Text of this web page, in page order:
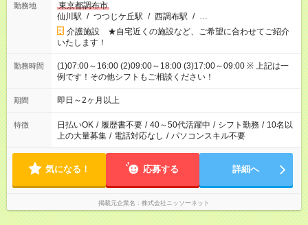
勤務地
東京都調布市
仙川駅 / つつじケ丘駅 / 西調布駅 / …
介護施設 ★自宅近くの施設など、ご希望に合わせてご紹介
いたします！
勤務時間
(1)07:00～16:00 (2)09:00～18:00 (3)17:00～09:00 ※ 上記は一
例です！その他シフトもご相談ください！
期間 即日～2ヶ月以上
特徴 日払いOK / 履歴書不要 / 40～50代活躍中 / シフト勤務 / 10名以
上の大量募集 / 電話対応なし / パソコンスキル不要
気になる！ 応募する 詳細へ
掲載元企業名 株式会社ニッソーネット